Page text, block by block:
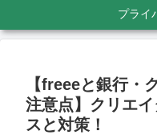
プライ
【freeeと銀行・
注意点】クリエ
スと対策！